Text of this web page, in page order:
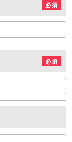
必須
必須